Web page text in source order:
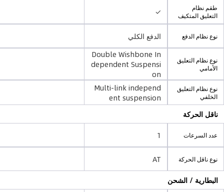
طقم نظام
التعليق المتكيف
✓
نوع نظام الدفع الدفع الكلي
نوع نظام التعليق
الأمامي
Double Wishbone In
dependent Suspensi
on
نوع نظام التعليق
الخلفي
Multi-link independ
ent suspension
ناقل الحركة
عدد السرعات 1
نوع ناقل الحركة
AT
البطارية / الشحن